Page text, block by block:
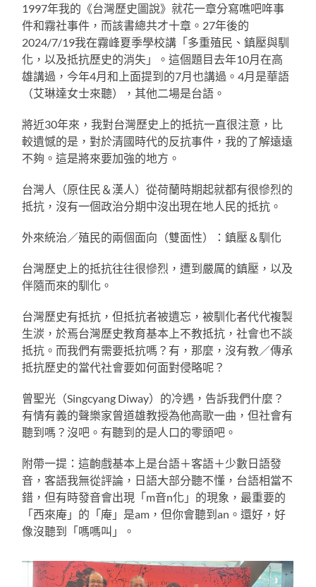
1997年我的《台灣歷史圖說》就花一章分寫噍吧哖事
件和霧社事件，而該書總共才十章。27年後的
2024/7/19我在霧峰夏季學校講「多重殖民、鎮壓與馴
化，以及抵抗歷史的消失」。這個題目去年10月在高
雄講過，今年4月和上面提到的7月也講過。4月是華語
（艾琳達女士來聽），其他二場是台語。
將近30年來，我對台灣歷史上的抵抗一直很注意，比
較遺憾的是，對於清國時代的反抗事件，我的了解遠遠
不夠。這是將來要加強的地方。
台灣人（原住民＆漢人）從荷蘭時期起就都有很慘烈的
抵抗，沒有一個政治分期中沒出現在地人民的抵抗。
外來統治／殖民的兩個面向（雙面性）：鎮壓＆馴化
台灣歷史上的抵抗往往很慘烈，遭到嚴厲的鎮壓，以及
伴隨而來的馴化。
台灣歷史有抵抗，但抵抗者被遺忘，被馴化者代代複製
生湠，於焉台灣歷史教育基本上不教抵抗，社會也不談
抵抗。而我們有需要抵抗嗎？有，那麼，沒有教／傳承
抵抗歷史的當代社會要如何面對侵略呢？
曾聖光（Singcyang Diway）的冷遇，告訴我們什麼？
有情有義的聲樂家曾道雄教授為他高歌一曲，但社會有
聽到嗎？沒吧。有聽到的是人口的零頭吧。
附帶一提：這齣戲基本上是台語＋客語＋少數日語發
音，客語我無從評論，日語大部分聽不懂，台語相當不
錯，但有時發音會出現「m音n化」的現象，最重要的
「西來庵」的「庵」是am，但你會聽到an。還好，好
像沒聽到「嗎嗎叫」。